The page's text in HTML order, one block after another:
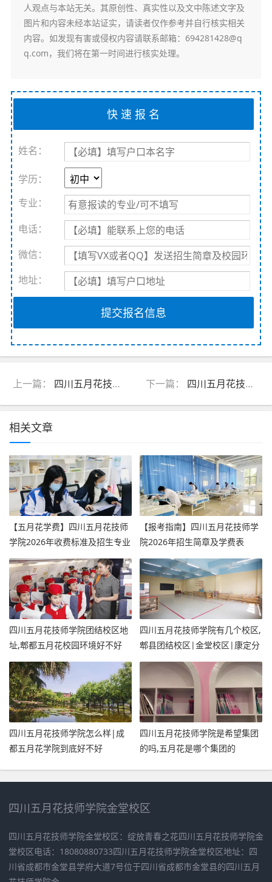
人观点与本站无关。其原创性、真实性以及文中陈述文字及
图片和内容未经本站证实，请读者仅作参考并自行核实相关
内容。如发现有害或侵权内容请联系邮箱：694281428@q
q.com，我们将在第一时间进行核实处理。
姓名：
学历：
专业：
电话：
微信：
地址：
提交报名信息
上一篇： 四川五月花技师学院教师待遇 下一篇： 四川五月花技师学院是职高吗
相关文章
【五月花学费】四川五月花技师
学院2026年收费标准及招生专业
【报考指南】四川五月花技师学
院2026年招生简章及学费表
四川五月花技师学院团结校区地
址,郫都五月花校园环境好不好
四川五月花技师学院有几个校区,
郫县团结校区|金堂校区|康定分
校
四川五月花技师学院怎么样|成
都五月花学院到底好不好
四川五月花技师学院是希望集团
的吗,五月花是哪个集团的
四川五月花技师学院金堂校区
四川五月花技师学院金堂校区：绽放青春之花四川五月花技师学院金
堂校区电话：18080880733四川五月花技师学院金堂校区地址：四
川省成都市金堂县学府大道7号位于四川省成都市金堂县的四川五月